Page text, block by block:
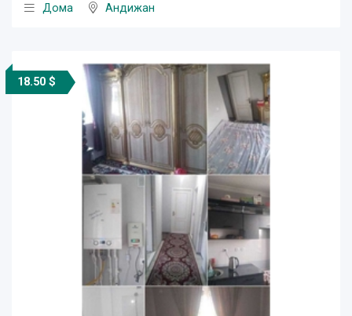
Дома
Андижан
18.50 $